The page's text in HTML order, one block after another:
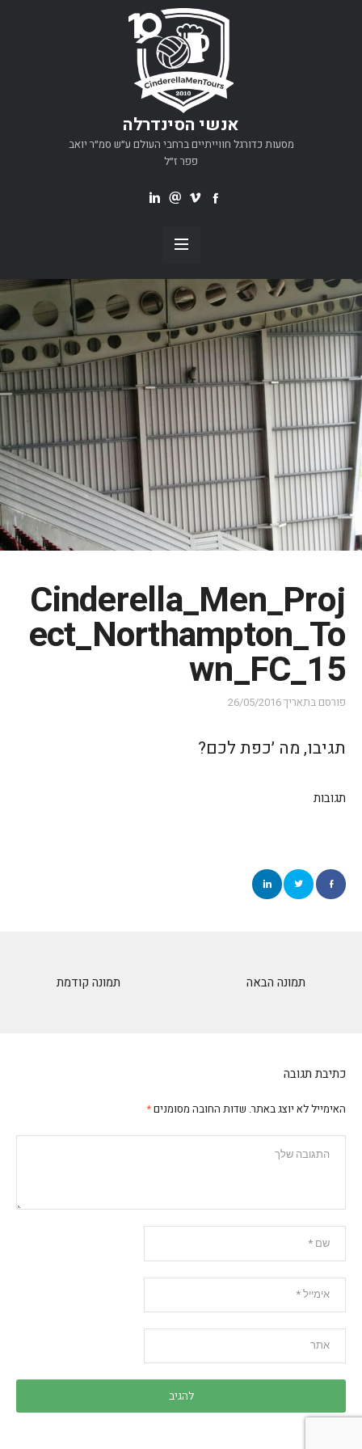
אנשי הסינדרלה
מסעות כדורגל חווייתיים ברחבי העולם ע״ש סמ״ר יואב
פפר ז״ל
Cinderella_Men_Proj
ect_Northampton_To
wn_FC_15
פורסם בתאריך26/05/2016
תגיבו, מה ׳כפת לכם?
תגובות
תמונה קודמת תמונה הבאה
כתיבת תגובה
האימייל לא יוצג באתר. שדות החובה מסומנים*